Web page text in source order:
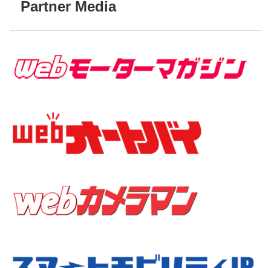
Partner Media